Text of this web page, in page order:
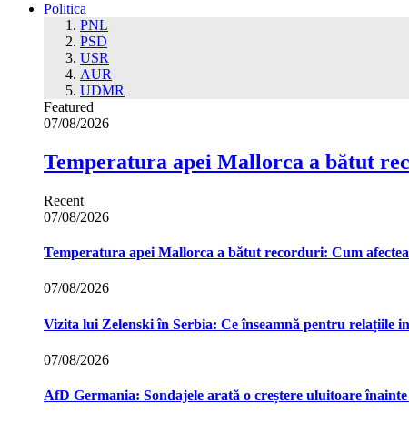
Politica
PNL
PSD
USR
AUR
UDMR
Featured
07/08/2026
Temperatura apei Mallorca a bătut
Recent
07/08/2026
Temperatura apei Mallorca a bătut recorduri: Cum
07/08/2026
Vizita lui Zelenski în Serbia: Ce înseamnă pentru relațiile
07/08/2026
AfD Germania: Sondajele arată o creștere uluitoare înainte